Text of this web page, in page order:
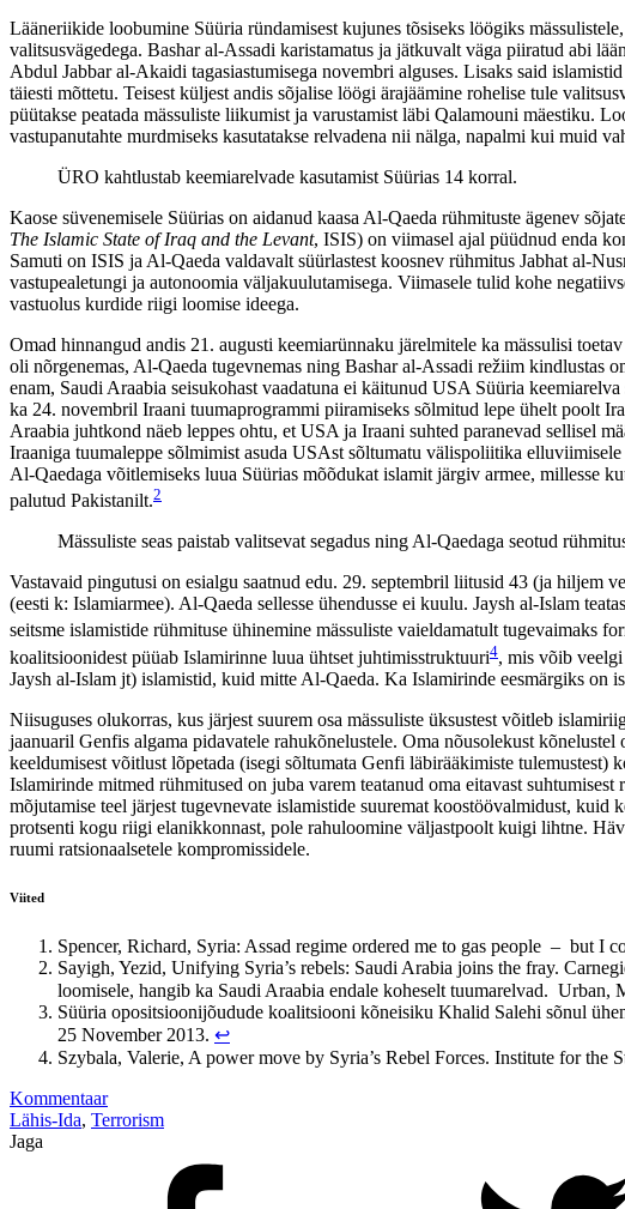
Lääneriikide loobumine Süüria ründamisest kujunes tõsiseks löögiks
valitsusvägedega. Bashar al-Assadi karistamatus ja jätkuvalt väga piiratud abi
Abdul Jabbar al-Akaidi tagasiastumisega novembri alguses. Lisaks said
täiesti mõttetu. Teisest küljest andis sõjalise löögi ärajäämine rohelise tule
püütakse peatada mässuliste liikumist ja varustamist läbi Qalamouni mäestiku.
vastupanutahte murdmiseks kasutatakse relvadena nii nälga, napalmi kui muid
ÜRO kahtlustab keemiarelvade kasutamist Süürias 14 korral.
Kaose süvenemisele Süürias on aidanud kaasa Al-Qaeda rühmituste ägenev
The Islamic State of Iraq and the Levant, ISIS) on viimasel ajal püüdnud enda
Samuti on ISIS ja Al-Qaeda valdavalt süürlastest koosnev rühmitus Jabhat al-
vastupealetungi ja autonoomia väljakuulutamisega. Viimasele tulid kohe
vastuolus kurdide riigi loomise ideega.
Omad hinnangud andis 21. augusti keemiarünnaku järelmitele ka mässulisi
oli nõrgenemas, Al-Qaeda tugevnemas ning Bashar al-Assadi režiim kindlustas
enam, Saudi Araabia seisukohast vaadatuna ei käitunud USA Süüria
ka 24. novembril Iraani tuumaprogrammi piiramiseks sõlmitud lepe ühelt poolt
Araabia juhtkond näeb leppes ohtu, et USA ja Iraani suhted paranevad sellisel
Iraaniga tuumaleppe sõlmimist asuda USAst sõltumatu välispoliitika
Al-Qaedaga võitlemiseks luua Süürias mõõdukat islamit järgiv armee, millesse
palutud Pakistanilt.2
Mässuliste seas paistab valitsevat segadus ning Al-Qaedaga seotud
Vastavaid pingutusi on esialgu saatnud edu. 29. septembril liitusid 43 (ja hiljem
(eesti k: Islamiarmee). Al-Qaeda sellesse ühendusse ei kuulu. Jaysh al-Islam
seitsme islamistide rühmituse ühinemine mässuliste vaieldamatult
koalitsioonidest püüab Islamirinne luua ühtset juhtimisstruktuuri4, mis võib
Jaysh al-Islam jt) islamistid, kuid mitte Al-Qaeda. Ka Islamirinde eesmärgiks
Niisuguses olukorras, kus järjest suurem osa mässuliste üksustest võitleb
jaanuaril Genfis algama pidavatele rahukõnelustele. Oma nõusolekust
keeldumisest võitlust lõpetada (isegi sõltumata Genfi läbirääkimiste
Islamirinde mitmed rühmitused on juba varem teatanud oma eitavast
mõjutamise teel järjest tugevnevate islamistide suuremat koostöövalmidust,
protsenti kogu riigi elanikkonnast, pole rahuloomine väljastpoolt kuigi lihtne.
ruumi ratsionaalsetele kompromissidele.
Viited
Spencer, Richard, Syria: Assad regime ordered me to gas people – but I
Sayigh, Yezid, Unifying Syria’s rebels: Saudi Arabia joins the fray.
loomisele, hangib ka Saudi Araabia endale koheselt tuumarelvad.
Süüria opositsioonijõudude koalitsiooni kõneisiku Khalid Salehi sõnul
25 November 2013. ↩
Szybala, Valerie, A power move by Syria’s Rebel Forces. Institute for the
Kommentaar
Lähis-Ida, Terrorism
Jaga